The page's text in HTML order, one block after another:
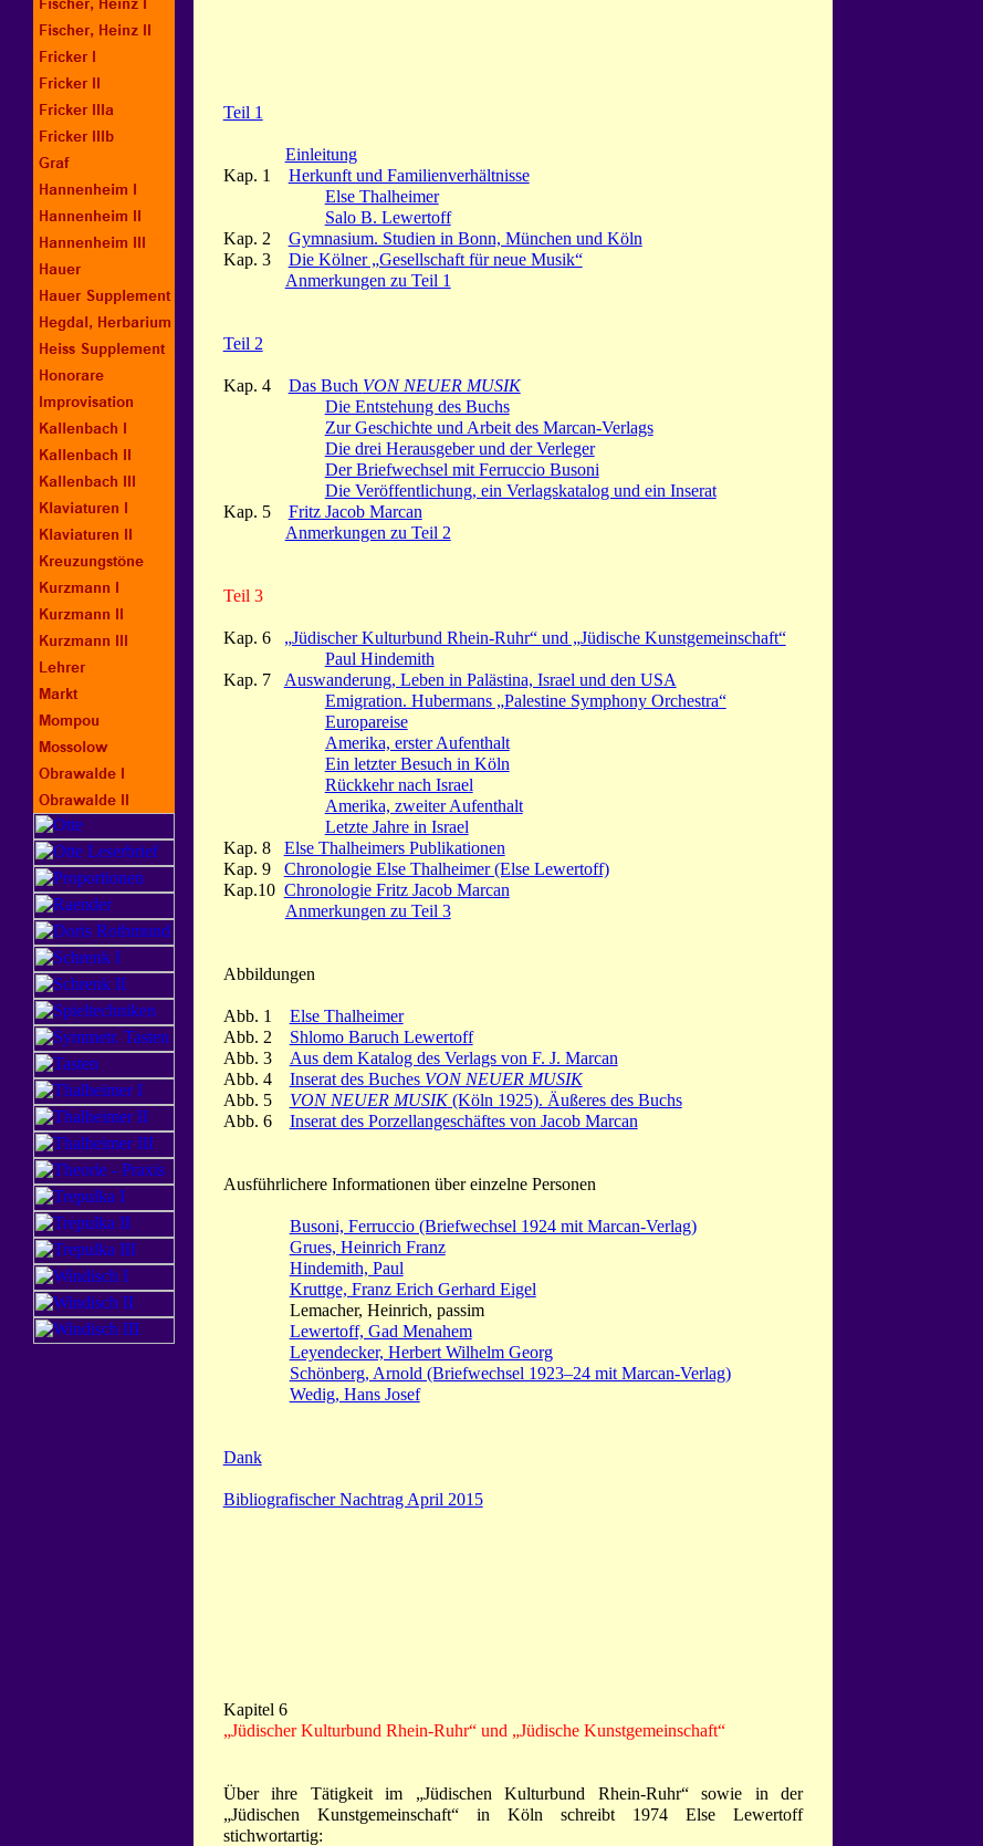
Teil 1
Einleitung
Kap. 1 Herkunft und Familienverhältnisse
Else Thalheimer
Salo B. Lewertoff
Kap. 2 Gymnasium. Studien in Bonn, München und Köln
Kap. 3 Die Kölner „Gesellschaft für neue Musik“
Anmerkungen zu Teil 1
Teil 2
Kap. 4 Das Buch VON NEUER MUSIK
Die Entstehung des Buchs
Zur Geschichte und Arbeit des Marcan-Verlags
Die drei Herausgeber und der Verleger
Der Briefwechsel mit Ferruccio Busoni
Die Veröffentlichung, ein Verlagskatalog und ein Inserat
Kap. 5 Fritz Jacob Marcan
Anmerkungen zu Teil 2
Teil 3
Kap. 6 „Jüdischer Kulturbund Rhein-Ruhr“ und „Jüdische Kunstgemeinschaft“
Paul Hindemith
Kap. 7 Auswanderung, Leben in Palästina, Israel und den USA
Emigration. Hubermans „Palestine Symphony Orchestra“
Europareise
Amerika, erster Aufenthalt
Ein letzter Besuch in Köln
Rückkehr nach Israel
Amerika, zweiter Aufenthalt
Letzte Jahre in Israel
Kap. 8 Else Thalheimers Publikationen
Kap. 9 Chronologie Else Thalheimer (Else Lewertoff)
Kap.10 Chronologie Fritz Jacob Marcan
Anmerkungen zu Teil 3
Abbildungen
Abb. 1 Else Thalheimer
Abb. 2 Shlomo Baruch Lewertoff
Abb. 3 Aus dem Katalog des Verlags von F. J. Marcan
Abb. 4 Inserat des Buches VON NEUER MUSIK
Abb. 5 VON NEUER MUSIK(Köln 1925). Äußeres des Buchs
Abb. 6 Inserat des Porzellangeschäftes von Jacob Marcan
Ausführlichere Informationen über einzelne Personen
Busoni, Ferruccio (Briefwechsel 1924 mit Marcan-Verlag)
Grues, Heinrich Franz
Hindemith, Paul
Kruttge, Franz Erich Gerhard Eigel
Lemacher, Heinrich, passim
Lewertoff, Gad Menahem
Leyendecker, Herbert Wilhelm Georg
Schönberg, Arnold (Briefwechsel 1923–24 mit Marcan-Verlag)
Wedig, Hans Josef
Dank
Bibliografischer Nachtrag April 2015
Kapitel 6
„Jüdischer Kulturbund Rhein-Ruhr“ und „Jüdische Kunstgemeinschaft“
Über ihre Tätigkeit im „Jüdischen Kulturbund Rhein-Ruhr“ sowie in der
„Jüdischen Kunstgemeinschaft“ in Köln schreibt 1974 Else Lewertoff
stichwortartig: